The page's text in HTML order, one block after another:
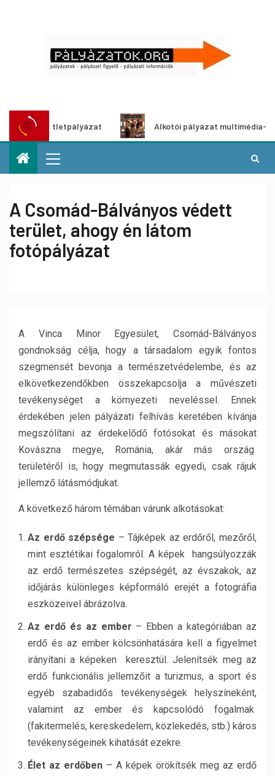
ötletpályázat Alkotói pályázat multimédia-
A Csomád-Bálványos védett
terület, ahogy én látom
fotópályázat
A Vinca Minor Egyesület, Csomád-Bálványos
gondnokság célja, hogy a társadalom egyik fontos
szegmensét bevonja a természetvédelembe, és az
elkövetkezendőkben összekapcsolja a művészeti
tevékenységet a környezeti neveléssel. Ennek
érdekében jelen pályázati felhívás keretében kívánja
megszólítani az érdekelődő fotósokat és másokat
Kovászna megye, Románia, akár más ország
területéről is, hogy megmutassák egyedi, csak rájuk
jellemző látásmódjukat.
A következő három témában várunk alkotásokat:
Az erdő szépsége – Tájképek az erdőről, mezőről,
mint esztétikai fogalomról. A képek hangsúlyozzák
az erdő természetes szépségét, az évszakok, az
időjárás különleges képformáló erejét a fotográfia
eszközeivel ábrázolva.
Az erdő és az ember – Ebben a kategóriában az
erdő és az ember kölcsönhatására kell a figyelmet
irányítani a képeken keresztül. Jelenítsék meg az
erdő funkcionális jellemzőit a turizmus, a sport és
egyéb szabadidős tevékenységek helyszíneként,
valamint az ember és kapcsolódó fogalmak
(fakitermelés, kereskedelem, közlekedés, stb.) káros
tevékenységeinek kihatását ezekre.
Élet az erdőben – A képek örökítsék meg az erdő